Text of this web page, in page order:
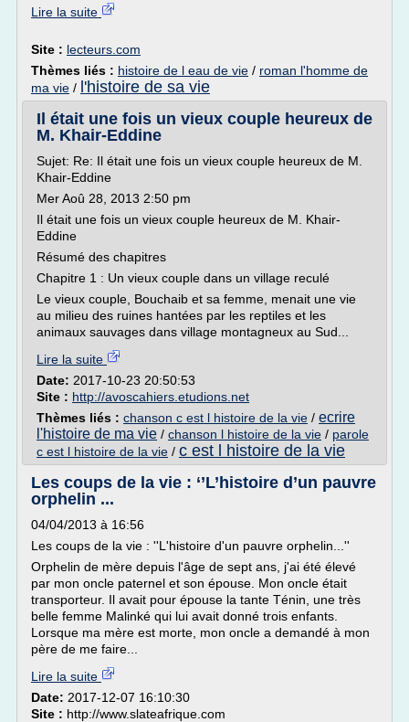
Lire la suite
Site : lecteurs.com
Thèmes liés : histoire de l eau de vie / roman l'homme de
ma vie / l'histoire de sa vie
Il était une fois un vieux couple heureux de
M. Khair-Eddine
Sujet: Re: Il était une fois un vieux couple heureux de M.
Khair-Eddine
Mer Aoû 28, 2013 2:50 pm
Il était une fois un vieux couple heureux de M. Khair-
Eddine
Résumé des chapitres
Chapitre 1 : Un vieux couple dans un village reculé
Le vieux couple, Bouchaib et sa femme, menait une vie
au milieu des ruines hantées par les reptiles et les
animaux sauvages dans village montagneux au Sud...
Lire la suite
Date: 2017-10-23 20:50:53
Site : http://avoscahiers.etudions.net
Thèmes liés : chanson c est l histoire de la vie / ecrire
l'histoire de ma vie / chanson l histoire de la vie / parole
c est l histoire de la vie / c est l histoire de la vie
Les coups de la vie : ‘’L’histoire d’un pauvre
orphelin ...
04/04/2013 à 16:56
Les coups de la vie : ''L'histoire d'un pauvre orphelin...''
Orphelin de mère depuis l'âge de sept ans, j'ai été élevé
par mon oncle paternel et son épouse. Mon oncle était
transporteur. Il avait pour épouse la tante Ténin, une très
belle femme Malinké qui lui avait donné trois enfants.
Lorsque ma mère est morte, mon oncle a demandé à mon
père de me faire...
Lire la suite
Date: 2017-12-07 16:10:30
Site : http://www.slateafrique.com